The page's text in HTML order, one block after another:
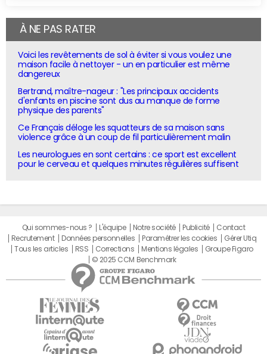
À NE PAS RATER
Voici les revêtements de sol à éviter si vous voulez une
maison facile à nettoyer - un en particulier est même
dangereux
Bertrand, maître-nageur : "Les principaux accidents
d'enfants en piscine sont dus au manque de forme
physique des parents"
Ce Français déloge les squatteurs de sa maison sans
violence grâce à un coup de fil particulièrement malin
Les neurologues en sont certains : ce sport est excellent
pour le cerveau et quelques minutes régulières suffisent
Qui sommes-nous ? L'équipe Notre société Publicité
Contact
Recrutement
Données personnelles Paramétrer les cookies
Gérer Utiq
Tous les articles
RSS Corrections Mentions légales
Groupe Figaro
© 2025 CCM Benchmark